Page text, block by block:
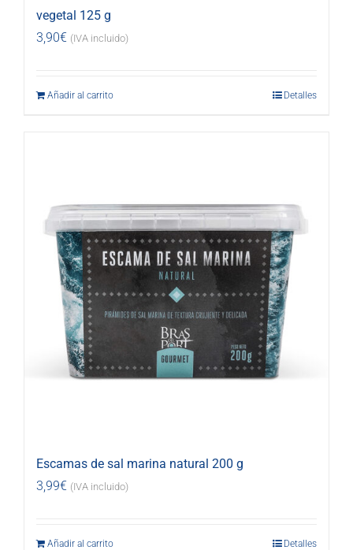
vegetal 125 g
3,90€ (IVA incluido)
Añadir al carrito Detalles
Escamas de sal marina natural 200 g
3,99€ (IVA incluido)
Añadir al carrito Detalles